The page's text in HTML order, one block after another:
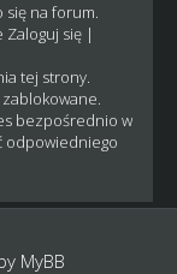
na forum.
Zaloguj się|
tej strony.
bezpośrednio w
odpowiedniego
MyBB